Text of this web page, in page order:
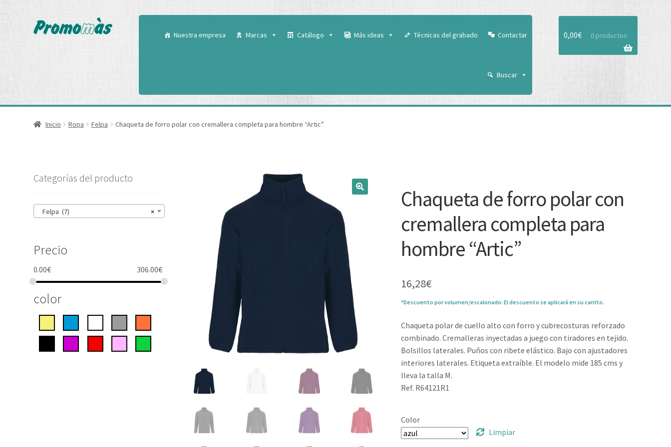
Nuestra empresa Marcas Catálogo Más ideas Técnicas del grabado Contactar
Buscar
0,00€ 0 productos
Inicio Ropa Felpa Chaqueta de forro polar con cremallera completa para hombre “Artic”
Chaqueta de forro polar con
cremallera completa para
hombre “Artic”
16,28€
*Descuento por volumen/escalonado: El descuento se aplicará en su carrito.
Chaqueta polar de cuello alto con forro y cubrecosturas reforzado
combinado. Cremalleras inyectadas a juego con tiradores en tejido.
Bolsillos laterales. Puños con ribete elástico. Bajo con ajustadores
interiores laterales. Etiqueta extraíble. El modelo mide 185 cms y
lleva la talla M.
Ref. R64121R1
Color
Limpiar
Categorías del producto
×
Felpa (7)
Precio
0.00€ 306.00€
color
Aceptar